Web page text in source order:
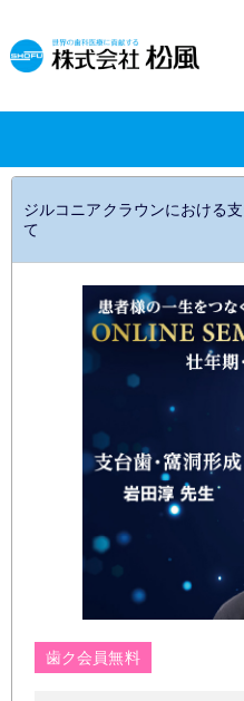
ジルコニアクラウンにおける
て
歯ク会員無料